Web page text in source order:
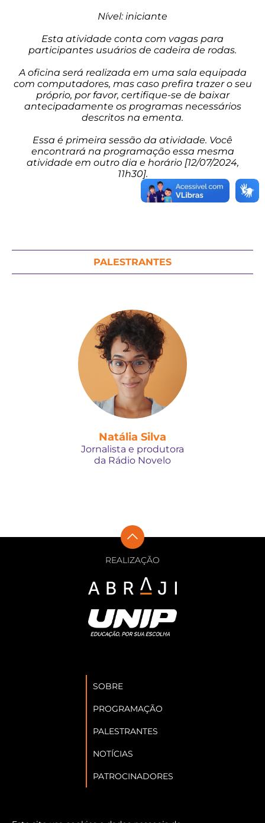
Nível: iniciante
Esta atividade conta com vagas para
participantes usuários de cadeira de rodas.
A oficina será realizada em uma sala equipada
com computadores, mas caso prefira trazer o seu
próprio, por favor, certifique-se de baixar
antecipadamente os programas necessários
descritos na ementa.
Essa é primeira sessão da atividade. Você
encontrará na programação essa mesma
atividade em outro dia e horário [12/07/2024,
11h30].
PALESTRANTES
Natália Silva
Jornalista e produtora
da Rádio Novelo
REALIZAÇÃO
SOBRE
PROGRAMAÇÃO
PALESTRANTES
NOTÍCIAS
PATROCINADORES